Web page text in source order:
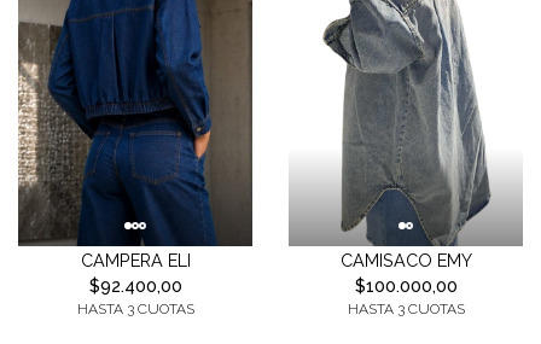
CAMPERA ELI
$92.400,00
HASTA 3 CUOTAS
CAMISACO EMY
$100.000,00
HASTA 3 CUOTAS